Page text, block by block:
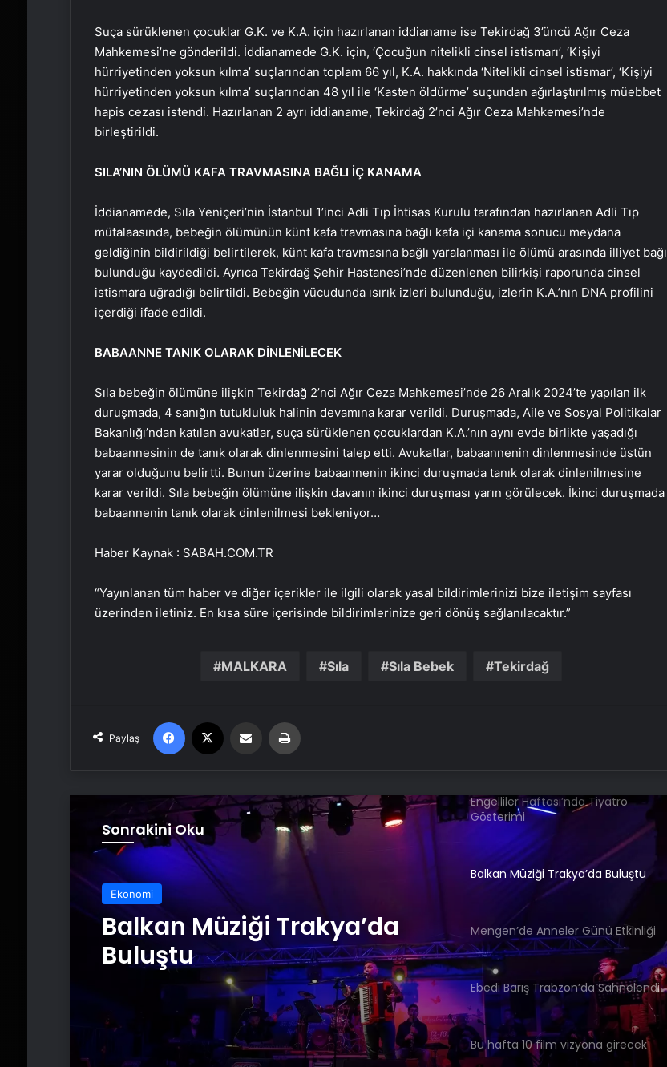
Suça sürüklenen çocuklar G.K. ve K.A. için hazırlanan iddianame ise Tekirdağ 3’üncü Ağır Ceza
Mahkemesi’ne gönderildi. İddianamede G.K. için, ‘Çocuğun nitelikli cinsel istismarı’, ‘Kişiyi
hürriyetinden yoksun kılma’ suçlarından toplam 66 yıl, K.A. hakkında ‘Nitelikli cinsel istismar’, ‘Kişiyi
hürriyetinden yoksun kılma’ suçlarından 48 yıl ile ‘Kasten öldürme’ suçundan ağırlaştırılmış müebbet
hapis cezası istendi. Hazırlanan 2 ayrı iddianame, Tekirdağ 2’nci Ağır Ceza Mahkemesi’nde
birleştirildi.
SILA’NIN ÖLÜMÜ KAFA TRAVMASINA BAĞLI İÇ KANAMA
İddianamede, Sıla Yeniçeri’nin İstanbul 1’inci Adli Tıp İhtisas Kurulu tarafından hazırlanan Adli Tıp
mütalaasında, bebeğin ölümünün künt kafa travmasına bağlı kafa içi kanama sonucu meydana
geldiğinin bildirildiği belirtilerek, künt kafa travmasına bağlı yaralanması ile ölümü arasında illiyet bağı
bulunduğu kaydedildi. Ayrıca Tekirdağ Şehir Hastanesi’nde düzenlenen bilirkişi raporunda cinsel
istismara uğradığı belirtildi. Bebeğin vücudunda ısırık izleri bulunduğu, izlerin K.A.’nın DNA profilini
içerdiği ifade edildi.
BABAANNE TANIK OLARAK DİNLENİLECEK
Sıla bebeğin ölümüne ilişkin Tekirdağ 2’nci Ağır Ceza Mahkemesi’nde 26 Aralık 2024’te yapılan ilk
duruşmada, 4 sanığın tutukluluk halinin devamına karar verildi. Duruşmada, Aile ve Sosyal Politikalar
Bakanlığı’ndan katılan avukatlar, suça sürüklenen çocuklardan K.A.’nın aynı evde birlikte yaşadığı
babaannesinin de tanık olarak dinlenmesini talep etti. Avukatlar, babaannenin dinlenmesinde üstün
yarar olduğunu belirtti. Bunun üzerine babaannenin ikinci duruşmada tanık olarak dinlenilmesine
karar verildi. Sıla bebeğin ölümüne ilişkin davanın ikinci duruşması yarın görülecek. İkinci duruşmada
babaannenin tanık olarak dinlenilmesi bekleniyor…
Haber Kaynak : SABAH.COM.TR
“Yayınlanan tüm haber ve diğer içerikler ile ilgili olarak yasal bildirimlerinizi bize iletişim sayfası
üzerinden iletiniz. En kısa süre içerisinde bildirimlerinize geri dönüş sağlanılacaktır.”
MALKARA Sıla Sıla Bebek Tekirdağ
Paylaş
Facebook Email'den paylaş
Sonrakini Oku
Ekonomi
Balkan Müziği Trakya’da
Buluştu
Bakanı Ersoy: Göbeklitepe
markalaşması gereken
ürünlerimizin başında geliyor
10 Nisan 2025 Perşembe: Vizyondaki
Engelliler Haftası’nda Tiyatro
Gösterimi
Balkan Müziği Trakya’da Buluştu
Mengen’de Anneler Günü Etkinliği
Ebedi Barış Trabzon’da Sahnelendi
Bu hafta 10 film vizyona girecek